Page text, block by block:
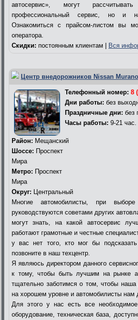
автосервис», могут
профессиональный сервис, но и
Ознакомиться с прайсом-листом вы
оператора.
Скидки: постоянным клиентам | Вся
Центр внедорожников Nissan
Телефонный номер: 8
Дни работы: без
Праздничные дни: без
Часы работы: 9-21 час.
Район: Мещанский
Шоссе: Проспект
Мира
Метро: Проспект
Мира
Округ: Центральный
Многие автомобилисты, при выборе
руководствуются советами других
могут знать, на какой автосервис
работают грамотные и честные
у вас нет того, кто мог бы подсказать
позвоните в наш техцентр.
Я являюсь директором данного
к тому, чтобы быть лучшим на рынке
тщательно заботимся о том, чтобы наша
на хорошем уровне и автомобилисты нам
Для этого у нас есть все
оборудование, техническая база,